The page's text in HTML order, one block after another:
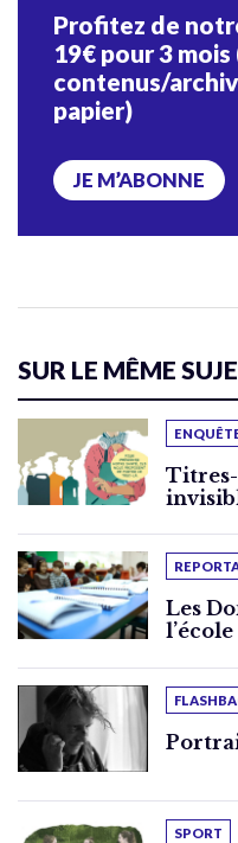
Profitez de
19€ pour 3
contenus/
papier)
JE M’ABONNE
SUR LE MÊME
Les
l’école
SPORT